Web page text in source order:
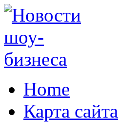
Home
Карта сайта